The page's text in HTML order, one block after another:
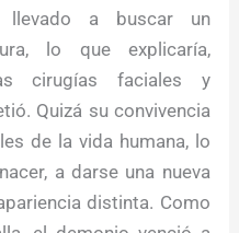
llevado a buscar un
lo que explicaría,
cirugías faciales y
Quizá su convivencia
de la vida humana, lo
a darse una nueva
distinta. Como